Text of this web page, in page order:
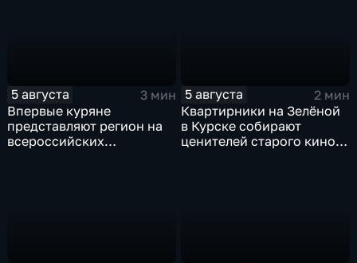
5 августа
3 мин
Впервые куряне
представляют регион на
всероссийских
5 августа
2 мин
Квартирники на Зелёной
в Курске собирают
ценителей старого кино